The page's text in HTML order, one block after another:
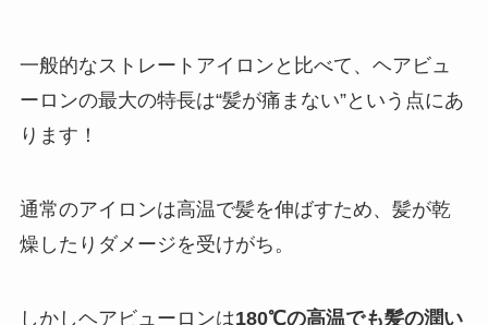
一般的なストレートアイロンと比べて、ヘアビュ
ーロンの最大の特長は“髪が痛まない”という点にあ
ります！
通常のアイロンは高温で髪を伸ばすため、髪が乾
燥したりダメージを受けがち。
しかしヘアビューロンは180℃の高温でも髪の潤い